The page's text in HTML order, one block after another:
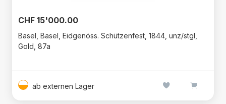
CHF 15'000.00
Basel, Basel, Eidgenöss. Schützenfest, 1844, unz/stgl,
Gold, 87a
ab externen Lager